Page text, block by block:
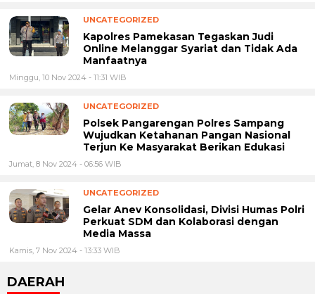
UNCATEGORIZED
Kapolres Pamekasan Tegaskan Judi
Online Melanggar Syariat dan Tidak Ada
Manfaatnya
Minggu, 10 Nov 2024 - 11:31 WIB
UNCATEGORIZED
Polsek Pangarengan Polres Sampang
Wujudkan Ketahanan Pangan Nasional
Terjun Ke Masyarakat Berikan Edukasi
Jumat, 8 Nov 2024 - 06:56 WIB
UNCATEGORIZED
Gelar Anev Konsolidasi, Divisi Humas Polri
Perkuat SDM dan Kolaborasi dengan
Media Massa
Kamis, 7 Nov 2024 - 13:33 WIB
DAERAH